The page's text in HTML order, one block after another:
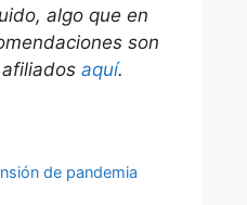
algo que en
son
aquí.
de pandemia